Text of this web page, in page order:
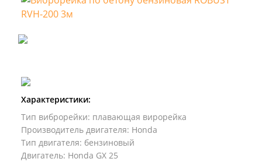
Характеристики:
Тип виброрейки: плавающая вирорейка
Производитель двигателя: Honda
Тип двигателя: бензиновый
Двигатель: Honda GX 25